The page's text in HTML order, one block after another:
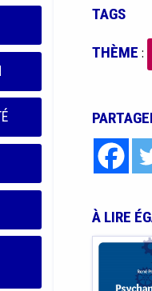
TAGS
THÈME :
À LIRE